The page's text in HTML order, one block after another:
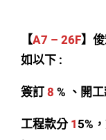
【A7 – 26F】
如以下 :
簽訂8 % 、開
工程款分15%